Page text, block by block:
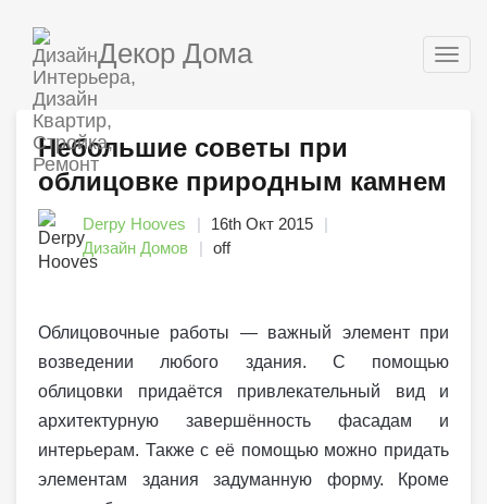
Декор Дома
Небольшие советы при
облицовке природным камнем
Derpy Hooves
16th Окт 2015
Дизайн Домов
off
Облицовочные работы — важный элемент при
возведении любого здания. С помощью
облицовки придаётся привлекательный вид и
архитектурную завершённость фасадам и
интерьерам. Также с её помощью можно придать
элементам здания задуманную форму. Кроме